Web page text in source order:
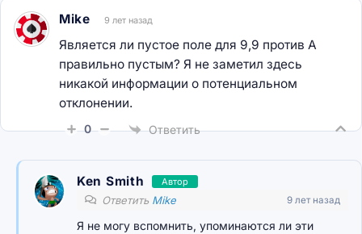
Mike 9 лет назад
Является ли пустое поле для 9,9 против A
правильно пустым? Я не заметил здесь
никакой информации о потенциальном
отклонении.
0 Ответить
Ken Smith Автор
Ответить Mike 9 лет назад
Я не могу вспомнить, упоминаются ли эти